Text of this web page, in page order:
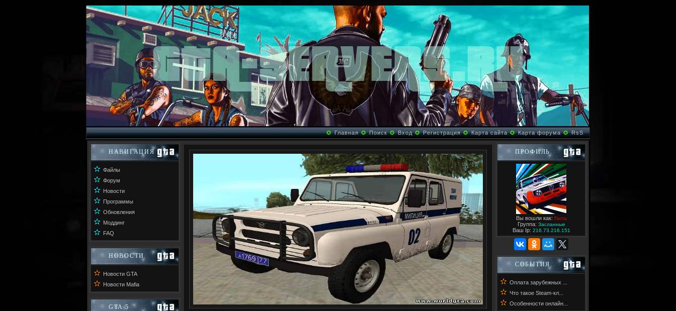
✪Главная✪Поиск✪Вход✪Регистрация✪Карта сайта✪Карта форума✪RsS
НАВИГАЦИЯ
✫ Файлы
✫ Форум
✫ Новости
✫ Программы
✫ Обновления
✫ Моддинг
✫ FAQ
НОВОСТИ
✫ Новости GTA
✫ Новости Mafia
GTA 5
ПРОФИЛЬ
Вы вошли как: Гость
Группа: Засланные
Ваш Ip: 216.73.216.151
СОБЫТИЯ
✫ Оплата зарубежных ...
✫ Что такое Steam-кл...
✫ Особенности онлайн...